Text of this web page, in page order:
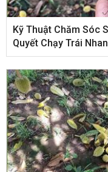
Kỹ Thuật Chăm Sóc
Quyết Chạy Trái